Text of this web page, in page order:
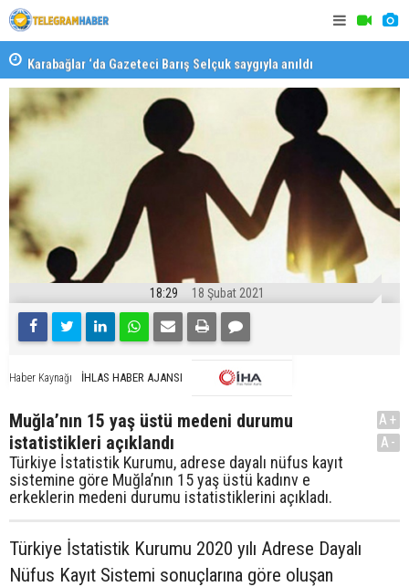
Karabağlar ‘da Gazeteci Barış Selçuk saygıyla anıldı
18:29 18 Şubat 2021
Haber Kaynağı İHLAS HABER AJANSI
Muğla’nın 15 yaş üstü medeni durumu
istatistikleri açıklandı
Türkiye İstatistik Kurumu, adrese dayalı nüfus kayıt
sistemine göre Muğla’nın 15 yaş üstü kadınv e
erkeklerin medeni durumu istatistiklerini açıkladı.
A+
A-
Türkiye İstatistik Kurumu 2020 yılı Adrese Dayalı
Nüfus Kayıt Sistemi sonuçlarına göre oluşan